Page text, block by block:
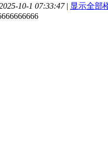
10-1 07:33:47 | 显示全部